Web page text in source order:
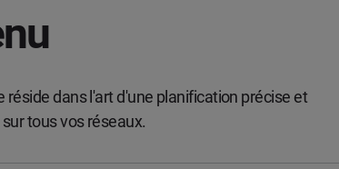
dans l'art d'une planification précise et
tous vos réseaux.